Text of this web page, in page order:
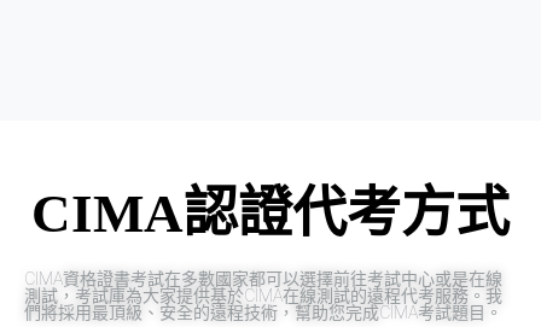
CIMA認證代考方式
CIMA資格證書考試在多數國家都可以選擇前往考試中心或是在線
測試，考試庫為大家提供基於CIMA在線測試的遠程代考服務。我
們將採用最頂級、安全的遠程技術，幫助您完成CIMA考試題目。